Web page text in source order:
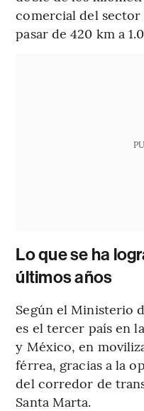
comercial del
pasar de 420 km a
Lo que se ha
últimos años
Según el Ministerio
es el tercer país en
y México, en
férrea, gracias a la
del corredor de
Santa Marta.